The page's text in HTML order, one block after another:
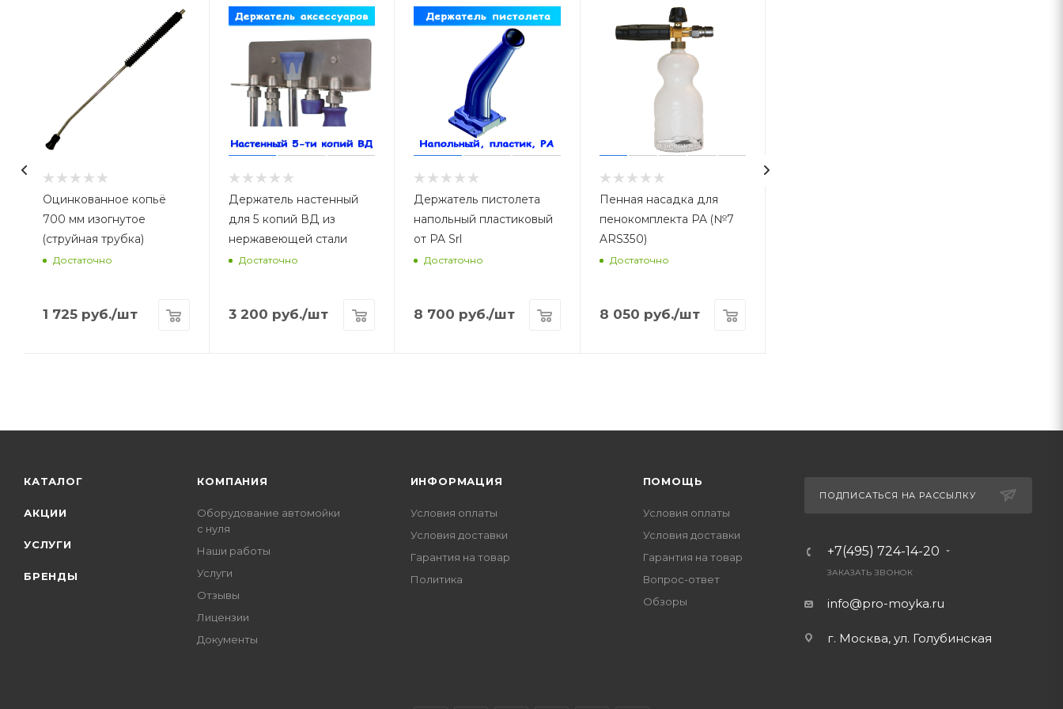
стали), увеличит полезный КПД при мойке автомобиля (оперативность замены, удобный
Оцинкованное копьё
700 мм изогнутое
(струйная трубка)
Достаточно
1 725 руб./шт
Держатель настенный
для 5 копий ВД из
нержавеющей стали
Достаточно
3 200 руб./шт
Держатель пистолета
напольный пластиковый
от PA Srl
Достаточно
8 700 руб./шт
Пенная насадка для
пенокомплекта PA (№7
ARS350)
Достаточно
8 050 руб./шт
КАТАЛОГ
АКЦИИ
УСЛУГИ
БРЕНДЫ
КОМПАНИЯ
Оборудование автомойки
с нуля
Наши работы
Услуги
Отзывы
Лицензии
Документы
ИНФОРМАЦИЯ
Условия оплаты
Условия доставки
Гарантия на товар
Политика
ПОМОЩЬ
Условия оплаты
Условия доставки
Гарантия на товар
Вопрос-ответ
Обзоры
ПОДПИСАТЬСЯ НА РАССЫЛКУ
+7(495) 724-14-20
ЗАКАЗАТЬ ЗВОНОК
info@pro-moyka.ru
г. Москва, ул. Голубинская